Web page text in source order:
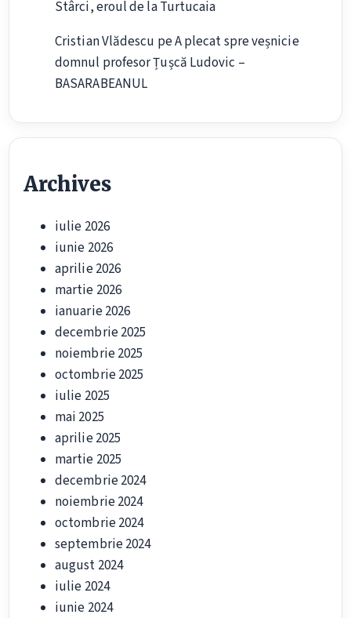
Stârci, eroul de la Turtucaia
Cristian Vlădescu peA plecat spre veșnicie
domnul profesor Țușcă Ludovic –
BASARABEANUL
Archives
iulie 2026
iunie 2026
aprilie 2026
martie 2026
ianuarie 2026
decembrie 2025
noiembrie 2025
octombrie 2025
iulie 2025
mai 2025
aprilie 2025
martie 2025
decembrie 2024
noiembrie 2024
octombrie 2024
septembrie 2024
august 2024
iulie 2024
iunie 2024